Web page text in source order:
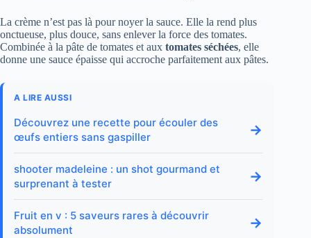
La crème n’est pas là pour noyer la sauce. Elle la rend plus
onctueuse, plus douce, sans enlever la force des tomates.
Combinée à la pâte de tomates et aux tomates séchées, elle
donne une sauce épaisse qui accroche parfaitement aux pâtes.
A LIRE AUSSI
Découvrez une recette pour écouler des
œufs entiers sans gaspiller
→
shooter madeleine : un shot gourmand et
surprenant à tester
→
Fruit en v : 5 saveurs rares à découvrir
absolument
→